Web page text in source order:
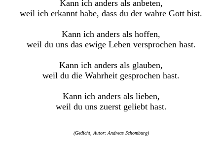
Kann ich anders als anbeten,
weil ich erkannt habe, dass du der wahre Gott bist.
Kann ich anders als hoffen,
weil du uns das ewige Leben versprochen hast.
Kann ich anders als glauben,
weil du die Wahrheit gesprochen hast.
Kann ich anders als lieben,
weil du uns zuerst geliebt hast.
(Gedicht, Autor: Andreas Schomburg)